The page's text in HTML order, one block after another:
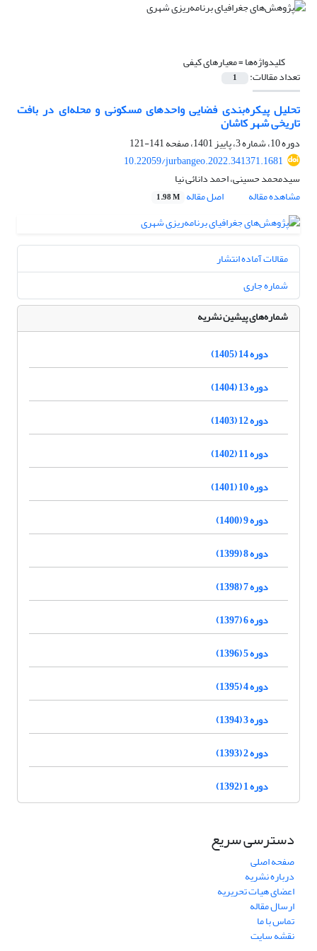
کلیدواژه‌ها =معیارهای کیفی
تعداد مقالات: 1
تحلیل پیکره‌بندی فضایی واحدهای مسکونی و محله‌ای در بافت
تاریخی شهر کاشان
دوره 10، شماره 3، پاییز 1401، صفحه
141-121
10.22059/jurbangeo.2022.341371.1681
سیدمحمد حسینی، احمد دانائی نیا
مشاهده مقاله
اصل مقاله 1.98 M
مقالات آماده انتشار
شماره جاری
شماره‌های پیشین نشریه
دوره 14 (1405)
دوره 13 (1404)
دوره 12 (1403)
دوره 11 (1402)
دوره 10 (1401)
دوره 9 (1400)
دوره 8 (1399)
دوره 7 (1398)
دوره 6 (1397)
دوره 5 (1396)
دوره 4 (1395)
دوره 3 (1394)
دوره 2 (1393)
دوره 1 (1392)
دسترسی سریع
صفحه اصلی
درباره نشریه
اعضای هیات تحریریه
ارسال مقاله
تماس با ما
نقشه سایت